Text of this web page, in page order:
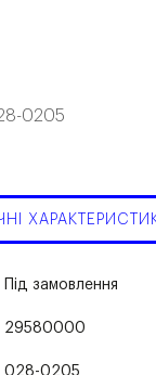
0205
Під замовлення
29580000
028-0205